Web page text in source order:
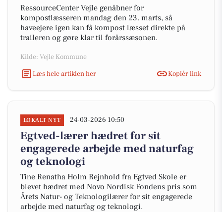
RessourceCenter Vejle genåbner for
kompostlæsseren mandag den 23. marts, så
haveejere igen kan få kompost læsset direkte på
traileren og gøre klar til forårssæsonen.
Kilde: Vejle Kommune
Læs hele artiklen her
Kopiér link
LOKALT NYT 24-03-2026 10:50
Egtved-lærer hædret for sit
engagerede arbejde med naturfag
og teknologi
Tine Renatha Holm Rejnhold fra Egtved Skole er
blevet hædret med Novo Nordisk Fondens pris som
Årets Natur- og Teknologilærer for sit engagerede
arbejde med naturfag og teknologi.